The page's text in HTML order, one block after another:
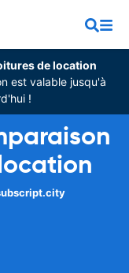
de location
est valable jusqu'à
!